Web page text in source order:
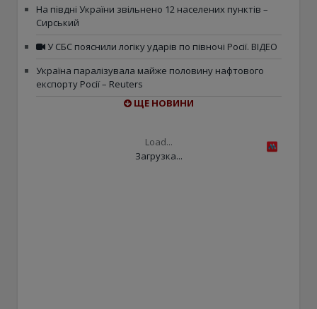
На півдні України звільнено 12 населених пунктів –
Сирський
У СБС пояснили логіку ударів по півночі Росії. ВІДЕО
Україна паралізувала майже половину нафтового
експорту Росії – Reuters
ЩЕ НОВИНИ
Load...
Загрузка...